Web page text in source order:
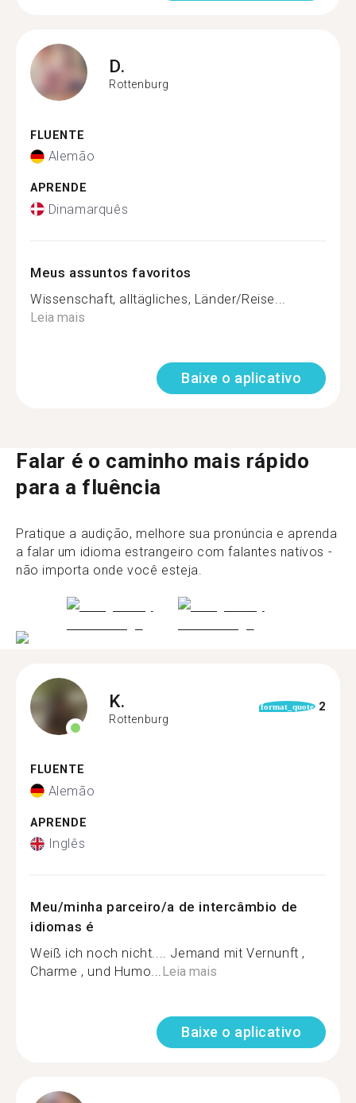
D.
Rottenburg
FLUENTE
Alemão
APRENDE
Dinamarquês
Meus assuntos favoritos
Wissenschaft, alltägliches, Länder/Reise...
Leia mais
Baixe o aplicativo
Falar é o caminho mais rápido
para a fluência
Pratique a audição, melhore sua pronúncia e aprenda
a falar um idioma estrangeiro com falantes nativos -
não importa onde você esteja.
K.
Rottenburg
format_quote 2
FLUENTE
Alemão
APRENDE
Inglês
Meu/minha parceiro/a de intercâmbio de
idiomas é
Weiß ich noch nicht.... Jemand mit Vernunft ,
Charme , und Humo...Leia mais
Baixe o aplicativo